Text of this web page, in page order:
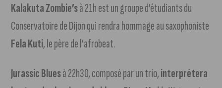
Kalakuta Zombie’sà 21h est un groupe d’étudiants du
Conservatoire de Dijon qui rendra hommage au saxophoniste
Fela Kuti, le père de l’afrobeat.
Jurassic Bluesà 22h30, composé par un trio,interprétera